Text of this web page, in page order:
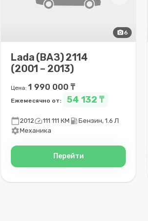
photo_camera6
Lada (ВАЗ) 2114
(2001 – 2013)
Цена: 1 990 000 ₸
Ежемесячно от: 54 132 ₸
calendar_today2012speed111 111 КМ local_gas_stationБензин, 1.6 Л
settingsМеханика
Перейти